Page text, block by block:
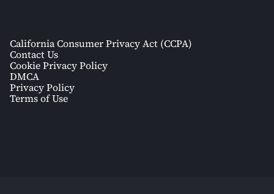
California Consumer Privacy Act (CCPA)
Contact Us
Cookie Privacy Policy
DMCA
Privacy Policy
Terms of Use